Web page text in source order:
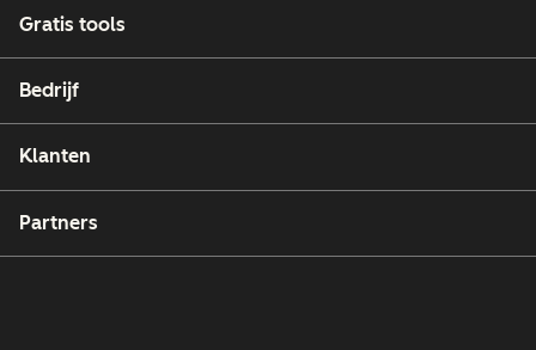
Gratis tools
Bedrijf
Klanten
Partners